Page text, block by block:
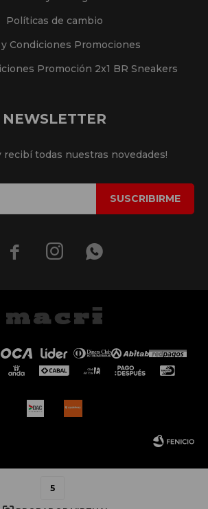
5
Políticas de cambio
y Condiciones Promociones
Promoción 2x1 BR Sneakers
NEWSLETTER
recibí todas nuestras novedades!
SUSCRIBIRME
  